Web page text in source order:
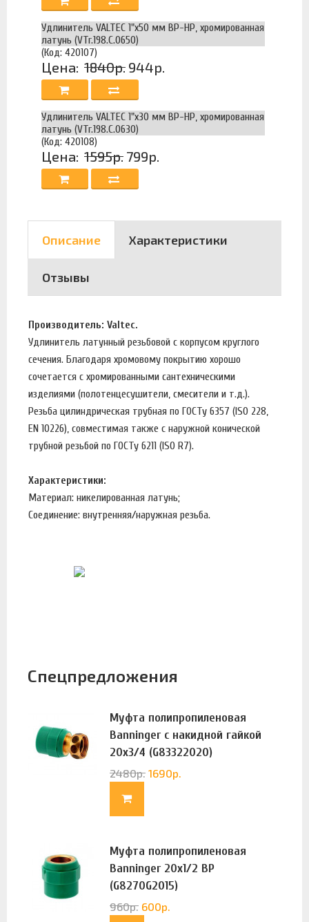
Удлинитель VALTEC 1"х50 мм ВР-НР, хромированная
латунь (VTr.198.C.0650)
(Код: 420107)
Цена: 1840р. 944р.
Удлинитель VALTEC 1"х30 мм ВР-НР, хромированная
латунь (VTr.198.C.0630)
(Код: 420108)
Цена: 1595р. 799р.
Описание Характеристики
Отзывы
Производитель: Valtec.
Удлинитель латунный резьбовой с корпусом круглого
сечения. Благодаря хромовому покрытию хорошо
сочетается с хромированными сантехническими
изделиями (полотенцесушители, смесители и т.д.).
Резьба цилиндрическая трубная по ГОСТу 6357 (ISO 228,
EN 10226), совместимая также с наружной конической
трубной резьбой по ГОСТу 6211 (ISO R7).
Характеристики:
Материал: никелированная латунь;
Соединение: внутренняя/наружная резьба.
Спецпредложения
Муфта полипропиленовая
Banninger с накидной гайкой
20х3/4 (G83322020)
2480р. 1690р.
Муфта полипропиленовая
Banninger 20х1/2 ВР
(G8270G2015)
960р. 600р.